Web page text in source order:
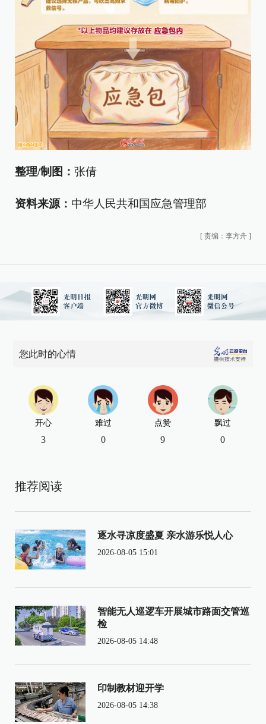
整理/制图： 张倩
资料来源： 中华人民共和国应急管理部
[ 责编：李方舟 ]
您此时的心情
开心
3
难过
0
点赞
9
飘过
0
推荐阅读
逐水寻凉度盛夏 亲水游乐悦人心
2026-08-05 15:01
智能无人巡逻车开展城市路面交管巡
检
2026-08-05 14:48
印制教材迎开学
2026-08-05 14:38